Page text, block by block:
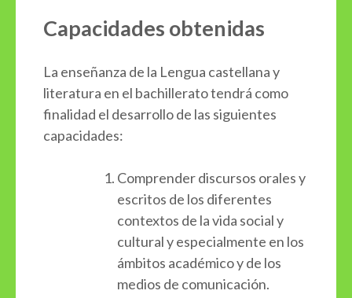
Capacidades obtenidas
La enseñanza de la Lengua castellana y
literatura en el bachillerato tendrá como
finalidad el desarrollo de las siguientes
capacidades:
Comprender discursos orales y
escritos de los diferentes
contextos de la vida social y
cultural y especialmente en los
ámbitos académico y de los
medios de comunicación.